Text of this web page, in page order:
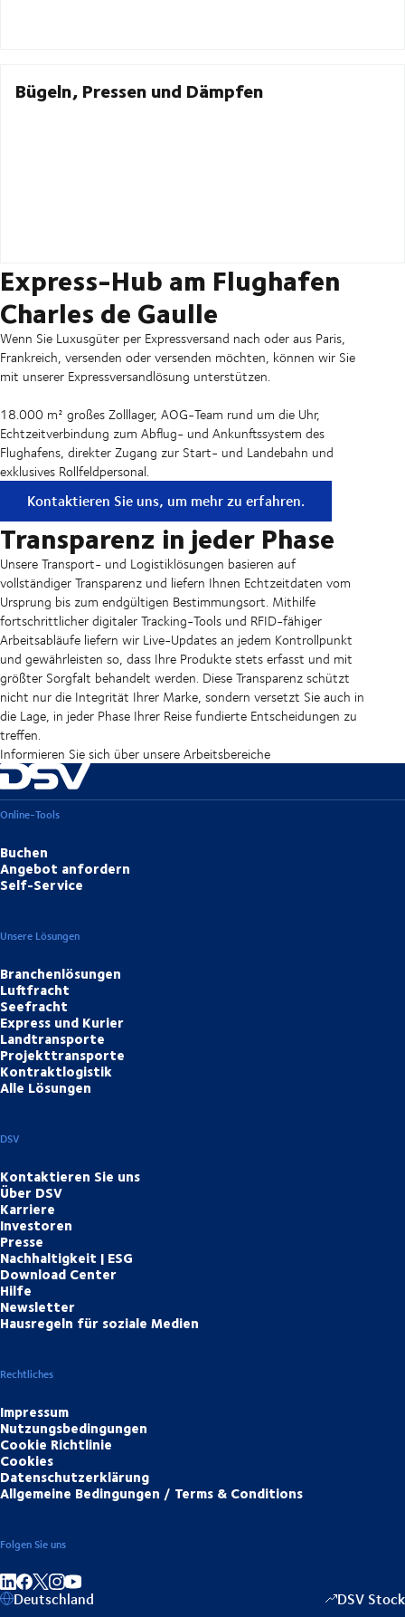
Bügeln, Pressen und Dämpfen
Express-Hub am Flughafen
Charles de Gaulle
Wenn Sie Luxusgüter per Expressversand nach oder aus Paris,
Frankreich, versenden oder versenden möchten, können wir Sie
mit unserer Expressversandlösung unterstützen.
18.000 m² großes Zolllager, AOG-Team rund um die Uhr,
Echtzeitverbindung zum Abflug- und Ankunftssystem des
Flughafens, direkter Zugang zur Start- und Landebahn und
exklusives Rollfeldpersonal.
Kontaktieren Sie uns, um mehr zu erfahren.
Transparenz in jeder Phase
Unsere Transport- und Logistiklösungen basieren auf
vollständiger Transparenz und liefern Ihnen Echtzeitdaten vom
Ursprung bis zum endgültigen Bestimmungsort. Mithilfe
fortschrittlicher digitaler Tracking-Tools und RFID-fähiger
Arbeitsabläufe liefern wir Live-Updates an jedem Kontrollpunkt
und gewährleisten so, dass Ihre Produkte stets erfasst und mit
größter Sorgfalt behandelt werden. Diese Transparenz schützt
nicht nur die Integrität Ihrer Marke, sondern versetzt Sie auch in
die Lage, in jeder Phase Ihrer Reise fundierte Entscheidungen zu
treffen.
Informieren Sie sich über unsere Arbeitsbereiche
Online-Tools
Buchen
Angebot anfordern
Self-Service
Unsere Lösungen
Branchenlösungen
Luftfracht
Seefracht
Express und Kurier
Landtransporte
Projekttransporte
Kontraktlogistik
Alle Lösungen
DSV
Kontaktieren Sie uns
Über DSV
Karriere
Investoren
Presse
Nachhaltigkeit | ESG
Download Center
Hilfe
Newsletter
Hausregeln für soziale Medien
Rechtliches
Impressum
Nutzungsbedingungen
Cookie Richtlinie
Cookies
Datenschutzerklärung
Allgemeine Bedingungen / Terms & Conditions
Folgen Sie uns
Auf LinkedIn teilen
Auf Facebook teilen
Auf Instagram teilen
Auf YouTube teilen
Deutschland DSV Stock